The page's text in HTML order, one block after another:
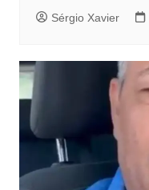
Sérgio Xavier